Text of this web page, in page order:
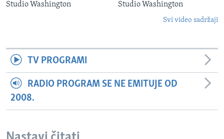
Studio Washington Studio Washington
Svi video sadržaji
TV PROGRAMI
RADIO PROGRAM SE NE EMITUJE OD
2008.